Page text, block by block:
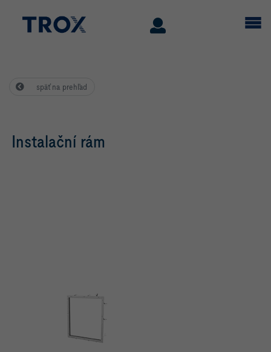
späť na prehľad
Instalační rám